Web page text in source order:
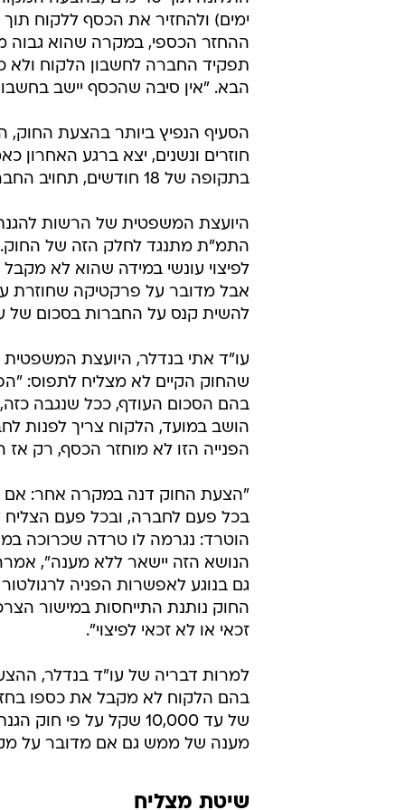
תפקיד החברה לחשבון הלקוח ולא
הבא. "אין סיבה שהכסף יישב
הסעיף הנפיץ ביותר בהצעת החוק,
חוזרים ונשנים, יצא ברגע
בתקופה של 18 חודשים, תחויב החברה לשלם לצרכן פיצוי סמלי של 1,000 שקל לצרכן.
היועצת המשפטית של הרשות להגנת
התמ"ת מתנגד לחלק הזה של החוק.
לפיצוי עונשי במידה שהוא לא
אבל מדובר על פרקטיקה שחוזרת על
להשית קנס על החברות בסכום של עד 50 אלף
עו"ד אתי בנדלר, היועצת
שהחוק הקיים לא מצליח לתפוס:
בהם הסכום העודף, ככל שנגבה
הושב במועד, הלקוח צריך לפנות
הפנייה הזו לא מוחזר הכסף, רק אז
"הצעת החוק דנה במקרה אחר: אם
בכל פעם לחברה, ובכל פעם
הוטרד: נגרמה לו טרדה שכרוכה
הנושא הזה יישאר ללא מענה",
גם בנוגע לאפשרות הפניה
החוק נותנת התייחסות במישור
זכאי או לא זכאי לפיצוי".
למרות דבריה של עו"ד בנדלר,
בהם הלקוח לא מקבל את כספו
של עד 10,000 שקל על
מענה של ממש גם אם מדובר על
שיטת מצליח